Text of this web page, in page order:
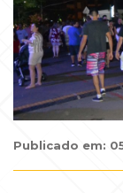
Publicado em: